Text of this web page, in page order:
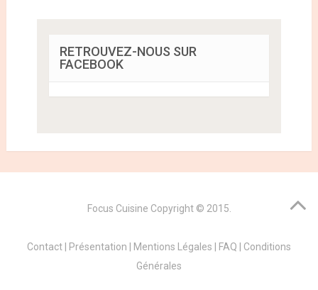
RETROUVEZ-NOUS SUR
FACEBOOK
Focus Cuisine Copyright © 2015.
Contact Présentation Mentions Légales FAQ
Conditions
Générales